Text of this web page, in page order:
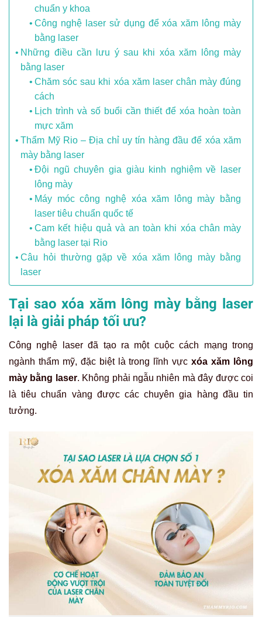
chuẩn y khoa
Công nghệ laser sử dụng để xóa xăm lông mày
bằng laser
Những điều cần lưu ý sau khi xóa xăm lông mày
bằng laser
Chăm sóc sau khi xóa xăm laser chân mày đúng
cách
Lịch trình và số buổi cần thiết để xóa hoàn toàn
mực xăm
Thẩm Mỹ Rio – Địa chỉ uy tín hàng đầu để xóa xăm
mày bằng laser
Đội ngũ chuyên gia giàu kinh nghiệm về laser
lông mày
Máy móc công nghệ xóa xăm lông mày bằng
laser tiêu chuẩn quốc tế
Cam kết hiệu quả và an toàn khi xóa chân mày
bằng laser tại Rio
Câu hỏi thường gặp về xóa xăm lông mày bằng
laser
Tại sao xóa xăm lông mày bằng laser
lại là giải pháp tối ưu?
Công nghệ laser đã tạo ra một cuộc cách mạng trong
ngành thẩm mỹ, đặc biệt là trong lĩnh vựcxóa xăm lông
mày bằng laser. Không phải ngẫu nhiên mà đây được coi
là tiêu chuẩn vàng được các chuyên gia hàng đầu tin
tưởng.